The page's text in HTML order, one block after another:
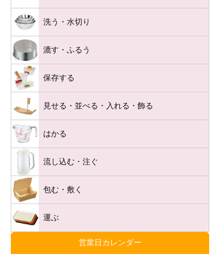
営業日カレンダー
洗う・水切り
漉す・ふるう
保存する
見せる・並べる・入れる・飾る
はかる
流し込む・注ぐ
包む・敷く
運ぶ